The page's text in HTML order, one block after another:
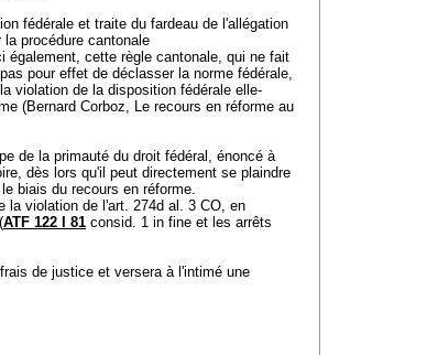
fédérale et traite du fardeau de l'allégation
procédure cantonale
cette règle cantonale, qui ne fait
pour effet de déclasser la norme fédérale,
violation de la disposition fédérale elle-
(Bernard Corboz, Le recours en réforme au
de la primauté du droit fédéral, énoncé à
dès lors qu'il peut directement se plaindre
biais du recours en réforme.
la violation de l'art. 274d al. 3 CO, en
ATF 122 I 81 consid. 1 in fine et les arrêts
de justice et versera à l'intimé une